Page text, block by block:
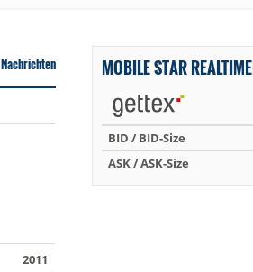
2011
MOBILE STAR
BID / BID-Size
ASK / ASK-Size